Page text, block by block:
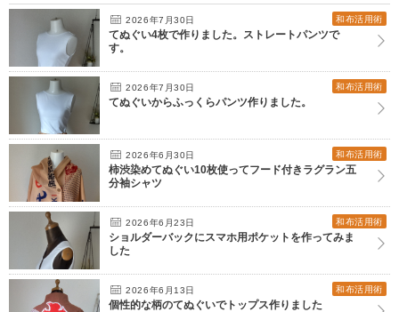
2026年7月30日 和布活用術
てぬぐい4枚で作りました。ストレートパンツで
す。
2026年7月30日 和布活用術
てぬぐいからふっくらパンツ作りました。
2026年6月30日 和布活用術
柿渋染めてぬぐい10枚使ってフード付きラグラン五
分袖シャツ
2026年6月23日 和布活用術
ショルダーバックにスマホ用ポケットを作ってみま
した
2026年6月13日 和布活用術
個性的な柄のてぬぐいでトップス作りました